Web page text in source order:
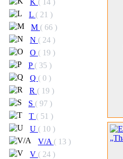
L ( 21 )
M ( 66 )
N ( 24 )
O ( 19 )
P ( 35 )
Q ( 0 )
R ( 19 )
S ( 97 )
T ( 51 )
U ( 10 )
V/A ( 13 )
V ( 24 )